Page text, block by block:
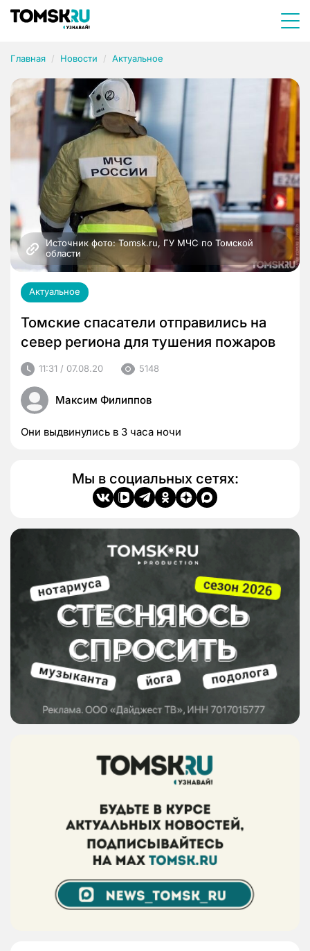
Главная Новости Актуальное
Источник фото: Tomsk.ru, ГУ МЧС по Томской
области
Актуальное
Томские спасатели отправились на
север региона для тушения пожаров
11:31 / 07.08.20 5148
Максим Филиппов
Они выдвинулись в 3 часа ночи
Мы в социальных сетях: